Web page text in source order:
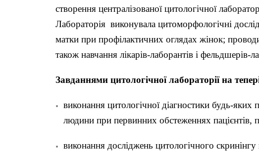
створення централізованої цитологічної
Лабораторія виконувала цитоморфологічні
матки при профілактичних оглядах жінок;
також навчання лікарів-лаборантів і
Завданнями цитологічної лабораторії на
виконання цитологічної діагностики будь-яких
людини при первинних обстеженнях пацієнтів,
виконання досліджень цитологічного